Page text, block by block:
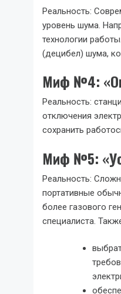
Реальность:
уровень шума.
технологии
(децибел) шума,
Миф №4:
Реальность:
отключения
сохранить
Миф №5:
Реальность:
портативные
более газового
специалиста.